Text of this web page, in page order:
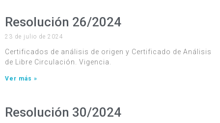
Resolución 26/2024
23 de julio de 2024
Certificados de análisis de origen y Certificado de Análisis
de Libre Circulación. Vigencia.
Ver más »
Resolución 30/2024